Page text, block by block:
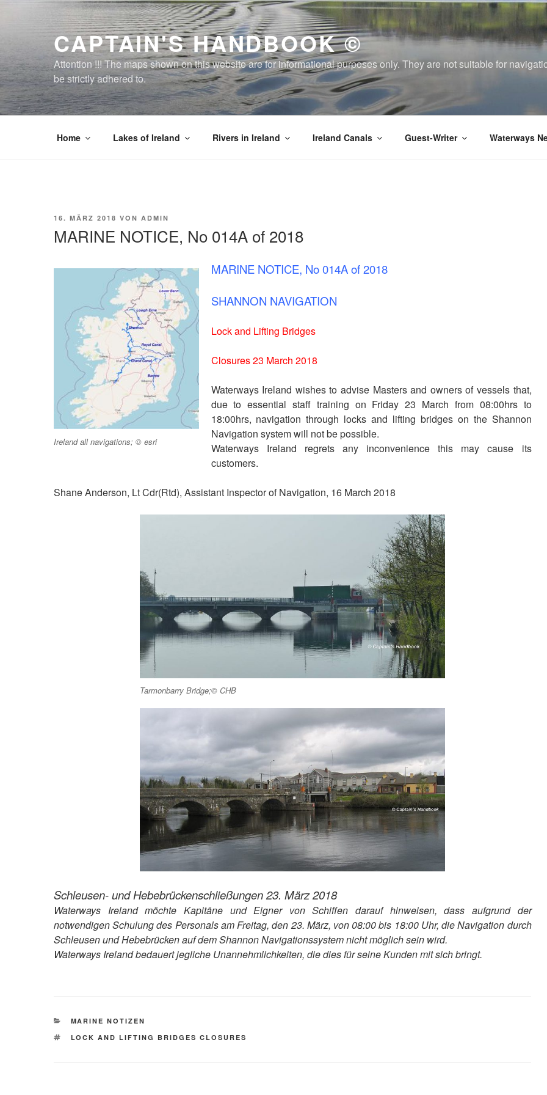
CAPTAIN'S HANDBOOK ©
Attention !!! The maps shown on this website are for informational purposes only. They are not suitable for
be strictly adhered to.
Home Lakes of Ireland Rivers in Ireland Ireland Canals Guest-Writer Waterways
VERÖFFENTLICHT
16. MÄRZ 2018 VON ADMIN
MARINE NOTICE, No 014A of 2018
Ireland all navigations; © esri
MARINE NOTICE, No 014A of 2018
SHANNON NAVIGATION
Lock and Lifting Bridges
Closures 23 March 2018
Waterways Ireland wishes to advise Masters and owners of vessels that,
due to essential staff training on Friday 23 March from 08:00hrs to
18:00hrs, navigation through locks and lifting bridges on the Shannon
Navigation system will not be possible.
Waterways Ireland regrets any inconvenience this may cause its
customers.
Shane Anderson, Lt Cdr(Rtd), Assistant Inspector of Navigation, 16 March 2018
Tarmonbarry Bridge;© CHB
Schleusen- und Hebebrückenschließungen 23. März 2018
Waterways Ireland möchte Kapitäne und Eigner von Schiffen darauf hinweisen, dass aufgrund der
notwendigen Schulung des Personals am Freitag, den 23. März, von 08:00 bis 18:00 Uhr, die Navigation durch
Schleusen und Hebebrücken auf dem Shannon Navigationssystem nicht möglich sein wird.
Waterways Ireland bedauert jegliche Unannehmlichkeiten, die dies für seine Kunden mit sich bringt.
KATEGORIEN
MARINE NOTIZEN
SCHLAGWÖRTER
LOCK AND LIFTING BRIDGES CLOSURES